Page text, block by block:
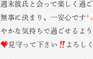
週末彼氏と会って楽しく過
無事に決まり、一安心です
やかな気持ちで過ごせるよ
見守って下さい
よろし